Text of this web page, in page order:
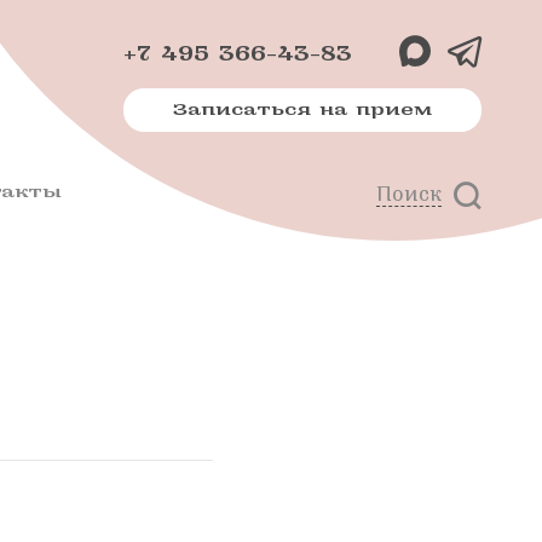
+7 495 366-43-83
Записаться на прием
Поиск